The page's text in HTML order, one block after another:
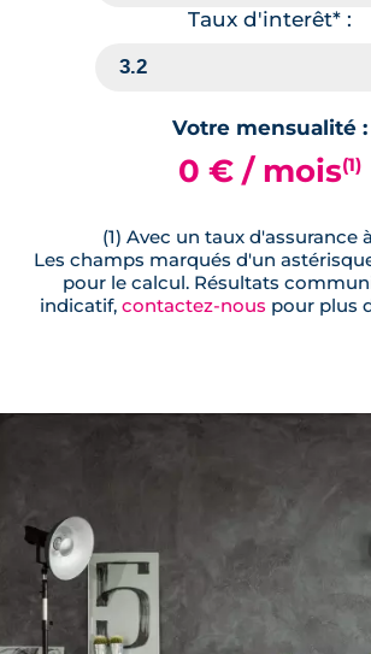
Taux d'interêt* :
Votre mensualité :
0 € / mois(1)
(1) Avec un taux d'assurance
Les champs marqués d'un
pour le calcul. Résultats
indicatif, contactez-nous pour plus